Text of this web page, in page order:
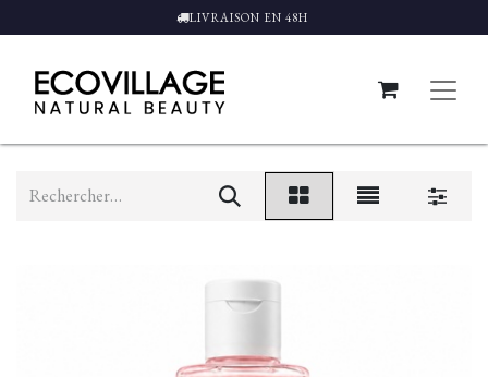
LIVRAISON EN 48H